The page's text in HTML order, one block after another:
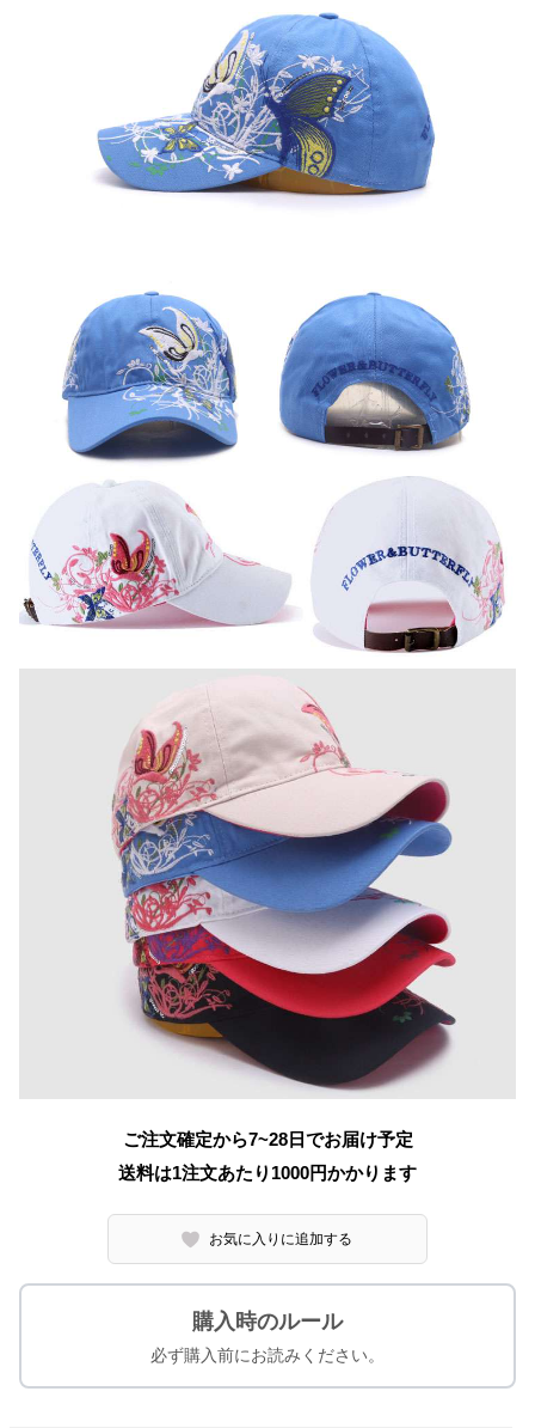
ご注文確定から7~28日でお届け予定
送料は1注文あたり 1000円かかります
お気に入りに追加する
購入時のルール
必ず購入前にお読みください。